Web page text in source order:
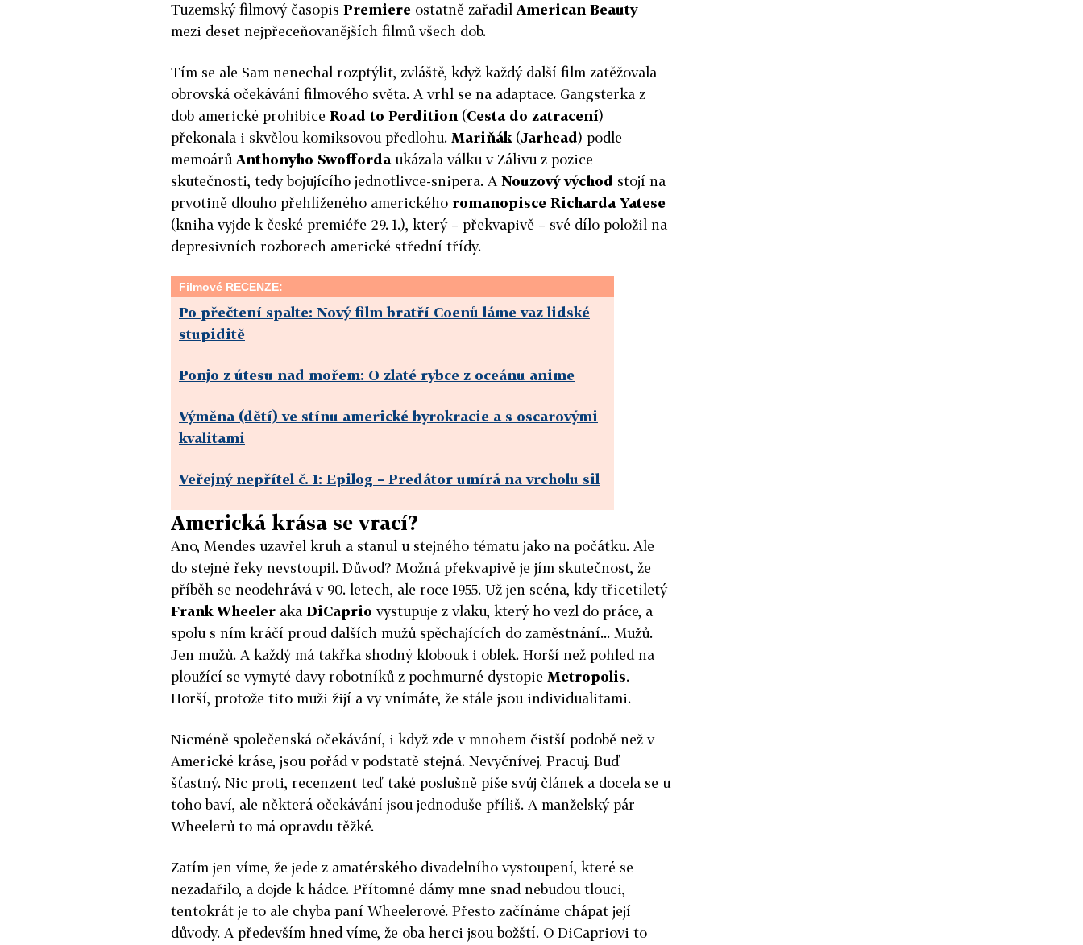
Tuzemský filmový časopis Premiere ostatně zařadil American Beauty
mezi deset nejpřeceňovanějších filmů všech dob.
Tím se ale Sam nenechal rozptýlit, zvláště, když každý další film zatěžovala
obrovská očekávání filmového světa. A vrhl se na adaptace. Gangsterka z
dob americké prohibice Road to Perdition (Cesta do zatracení)
překonala i skvělou komiksovou předlohu. Mariňák (Jarhead) podle
memoárů Anthonyho Swoffordaukázala válku v Zálivu z pozice
skutečnosti, tedy bojujícího jednotlivce-snipera. A Nouzový východ stojí na
prvotině dlouho přehlíženého amerického romanopisce Richarda Yatese
(kniha vyjde k české premiéře 29. 1.), který – překvapivě – své dílo položil na
depresivních rozborech americké střední třídy.
Filmové RECENZE:
Po přečtení spalte: Nový film bratří Coenů láme vaz lidské
stupiditě
Ponjo z útesu nad mořem: O zlaté rybce z oceánu anime
Výměna (dětí) ve stínu americké byrokracie a s oscarovými
kvalitami
Veřejný nepřítel č. 1: Epilog – Predátor umírá na vrcholu sil
Americká krása se vrací?
Ano, Mendes uzavřel kruh a stanul u stejného tématu jako na počátku. Ale
do stejné řeky nevstoupil. Důvod? Možná překvapivě je jím skutečnost, že
příběh se neodehrává v 90. letech, ale roce 1955. Už jen scéna, kdy třicetiletý
Frank Wheeler aka DiCaprio vystupuje z vlaku, který ho vezl do práce, a
spolu s ním kráčí proud dalších mužů spěchajících do zaměstnání... Mužů.
Jen mužů. A každý má takřka shodný klobouk i oblek. Horší než pohled na
ploužící se vymyté davy robotníků z pochmurné dystopie Metropolis.
Horší, protože tito muži žijí a vy vnímáte, že stále jsou individualitami.
Nicméně společenská očekávání, i když zde v mnohem čistší podobě než v
Americké kráse, jsou pořád v podstatě stejná. Nevyčnívej. Pracuj. Buď
šťastný. Nic proti, recenzent teď také poslušně píše svůj článek a docela se u
toho baví, ale některá očekávání jsou jednoduše příliš. A manželský pár
Wheelerů to má opravdu těžké.
Zatím jen víme, že jede z amatérského divadelního vystoupení, které se
nezadařilo, a dojde k hádce. Přítomné dámy mne snad nebudou tlouci,
tentokrát je to ale chyba paní Wheelerové. Přesto začínáme chápat její
důvody. A především hned víme, že oba herci jsou božští. O DiCapriovi to